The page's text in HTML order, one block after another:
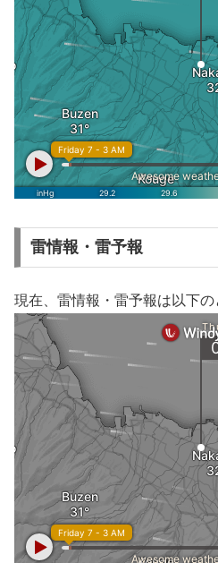
雷情報・雷予報
現在、雷情報・雷予報は以下の